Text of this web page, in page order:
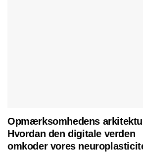
Opmærksomhedens
Hvordan den digitale verden
omkoder vores